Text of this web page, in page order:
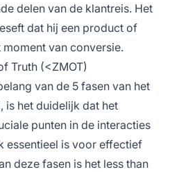
delen van de klantreis. Het
dat hij een product of
van conversie.
Truth (<ZMOT)
van de 5 fasen van het
is het duidelijk dat het
punten in de interacties
essentieel is voor effectief
deze fasen is het less than